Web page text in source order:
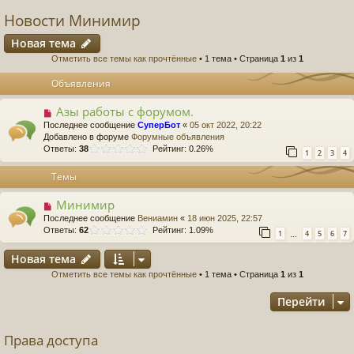
Новости Минимир
Новая тема
Отметить все темы как прочтённые• 1 тема • Страница 1из 1
Объявления
Азы работы с форумом.
Последнее сообщение СуперБот « 05 окт 2022, 20:22
Добавлено в форуме Форумные объявления
Ответы: 38 1 2 3 4
Рейтинг: 0.26%
Темы
Минимир
Последнее сообщение Вениамин « 18 июн 2025, 22:57
Ответы: 62 1 … 4 5 6 7
Рейтинг: 1.09%
Новая тема
Отметить все темы как прочтённые• 1 тема • Страница 1 из 1
Перейти
Права доступа